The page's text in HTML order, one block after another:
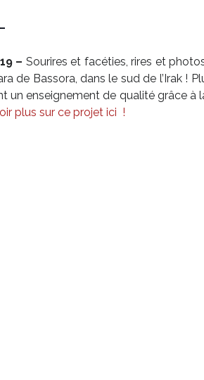
– Sourires et facéties, rires et
de Bassora, dans le sud de l’Irak !
un enseignement de qualité grâce à
plus sur ce projet ici !